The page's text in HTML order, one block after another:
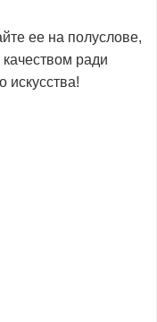
ее на полуслове,
ради
искусства!